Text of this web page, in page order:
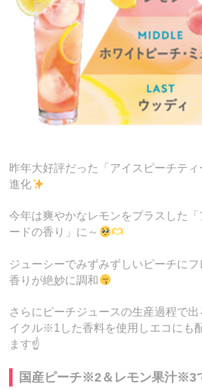
昨年大好評だった「アイスピーチテ
進化
今年は爽やかなレモンをプラスした
ードの香り」に～
ジューシーでみずみずしいピーチに
香りが絶妙に調和
さらにピーチジュースの生産過程で
イクル※1した香料を使用しエコにも
ます☝️
国産ピーチ※2＆レモン果汁※3